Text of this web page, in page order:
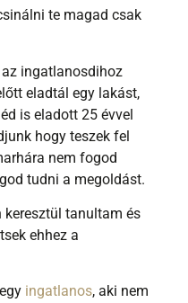
te magad csak
ingatlanosdihoz
eladtál egy lakást,
is eladott 25 évvel
hogy teszek fel
nem fogod
tudni a megoldást.
keresztül tanultam és
ehhez a
ingatlanos, aki nem